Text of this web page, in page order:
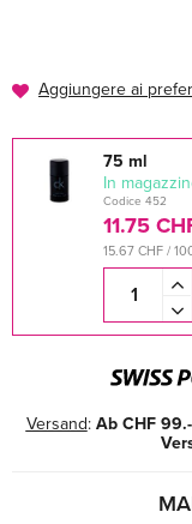
Aggiungere ai
75 ml
In
Codice 452
11.75
15.67 CHF /
Versand: Ab CHF